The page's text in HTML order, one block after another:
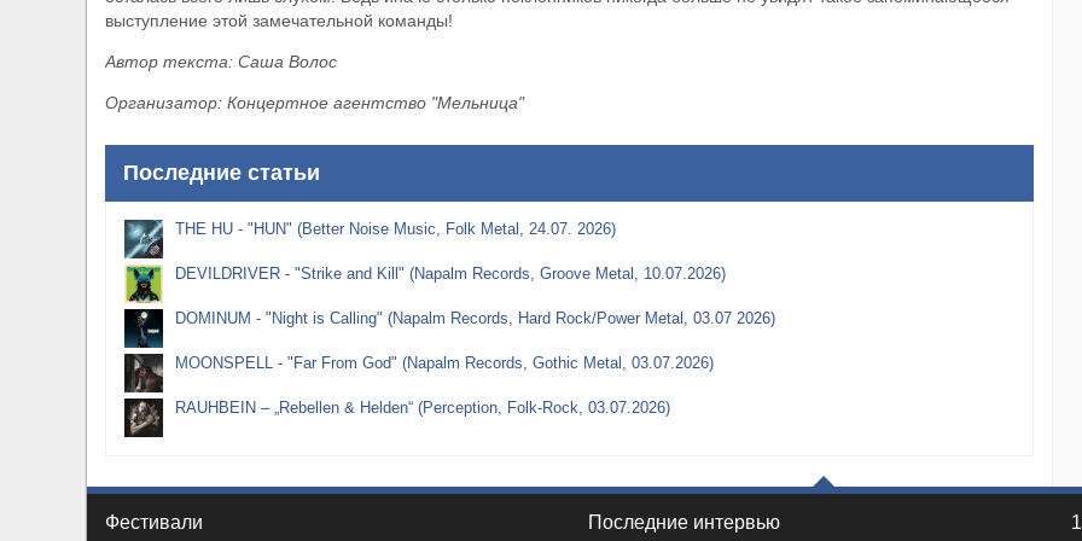
выступление этой замечательной команды!
Автор текста: Саша Волос
Организатор: Концертное агентство "Мельница"
Последние статьи
THE HU - "HUN" (Better Noise Music, Folk Metal, 24.07. 2026)
DEVILDRIVER - "Strike and Kill" (Napalm Records, Groove Metal, 10.07.2026)
DOMINUM - "Night is Calling" (Napalm Records, Hard Rock/Power Metal, 03.07 2026)
MOONSPELL - "Far From God" (Napalm Records, Gothic Metal, 03.07.2026)
RAUHBEIN – „Rebellen & Helden“ (Perception, Folk-Rock, 03.07.2026)
Фестивали Последние интервью